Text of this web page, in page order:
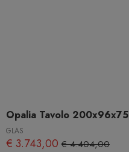
Opalia Tavolo 200x96x75
GLAS
€ 3.743,00 € 4.404,00